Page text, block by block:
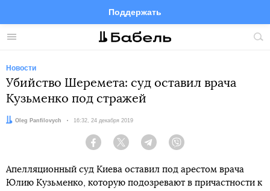
Меню
Поддержать
FacebookTelegramTwitter
Новости
Убийство Шеремета: суд оставил врача
Кузьменко под стражей
Автор:
Oleg Panfilovych Дата:
16:32, 24 декабря 2019
Facebook Twitter Telegram
Апелляционный суд Киева оставил под арестом врача
Юлию Кузьменко, которую подозревают в причастности к